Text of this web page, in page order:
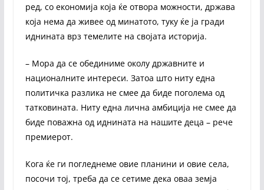
ред, со економија која ќе отвора можности, држава
која нема да живее од минатото, туку ќе ја гради
иднината врз темелите на својата историја.
– Мора да се обединиме околу државните и
националните интереси. Затоа што ниту една
политичка разлика не смее да биде поголема од
татковината. Ниту една лична амбиција не смее да
биде поважна од иднината на нашите деца – рече
премиерот.
Кога ќе ги погледнеме овие планини и овие села,
посочи тој, треба да се сетиме дека оваа земја